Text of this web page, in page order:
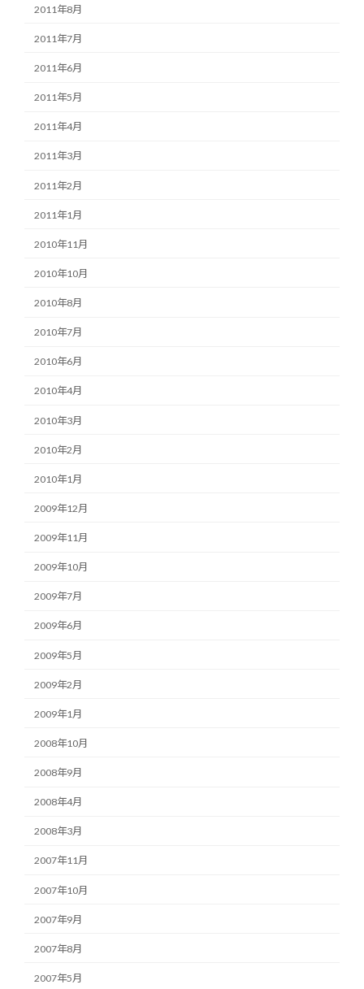
2011年8月
2011年7月
2011年6月
2011年5月
2011年4月
2011年3月
2011年2月
2011年1月
2010年11月
2010年10月
2010年8月
2010年7月
2010年6月
2010年4月
2010年3月
2010年2月
2010年1月
2009年12月
2009年11月
2009年10月
2009年7月
2009年6月
2009年5月
2009年2月
2009年1月
2008年10月
2008年9月
2008年4月
2008年3月
2007年11月
2007年10月
2007年9月
2007年8月
2007年5月